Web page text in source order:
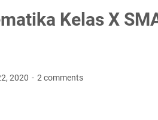
Kelas X
2020 2 comments